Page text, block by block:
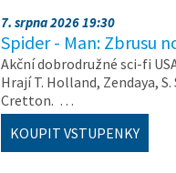
7. srpna 2026 19:30
Spider - Man: Zbrusu
Akční dobrodružné sci-fi
Hrají T. Holland, Zendaya, S.
Cretton. …
KOUPIT VSTUPENKY